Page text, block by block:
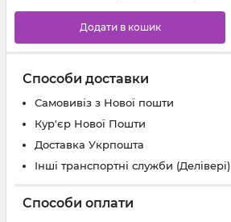
Додати в кошик
Способи доставки
Самовивіз з Нової пошти
Кур'єр Нової Пошти
Доставка Укрпошта
Інші транспортні служби (Делівері)
Способи оплати